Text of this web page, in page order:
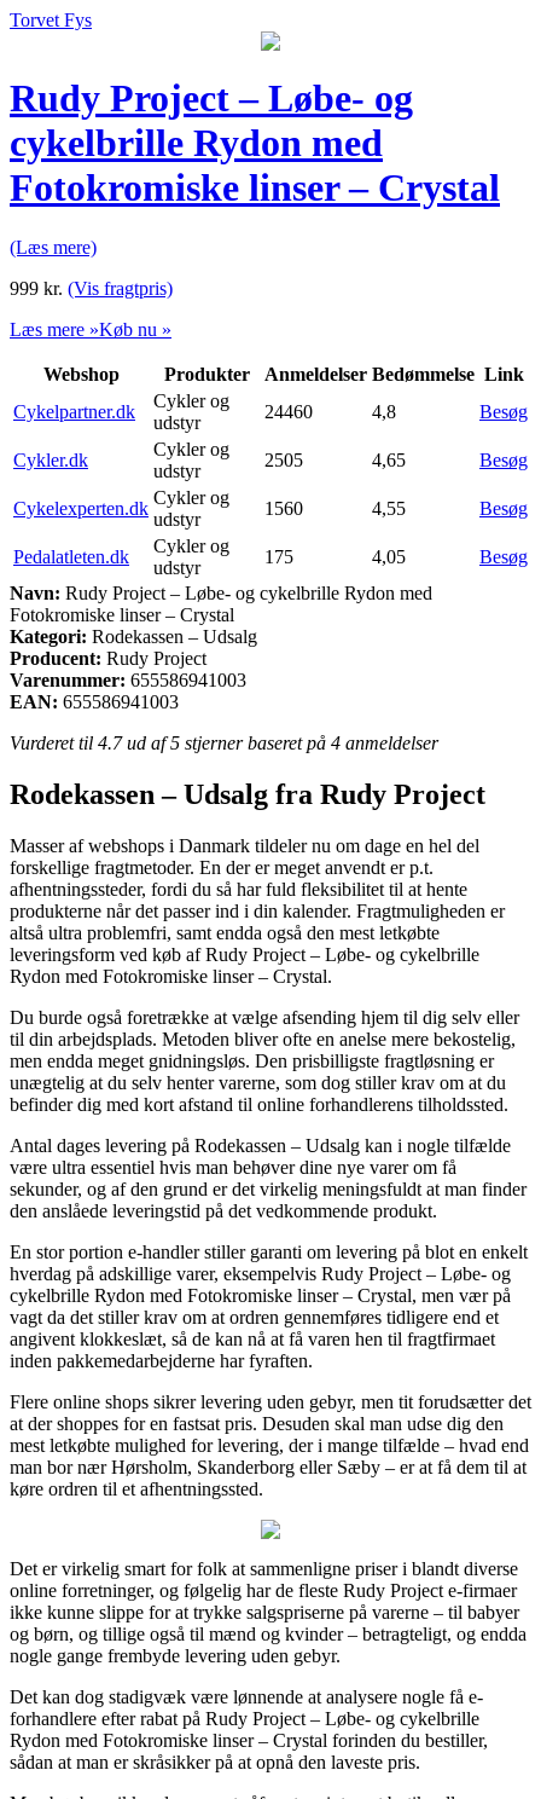
Torvet Fys
Rudy Project – Løbe- og
cykelbrille Rydon med
Fotokromiske linser – Crystal
(Læs mere)
999 kr. (Vis fragtpris)
Læs mere »Køb nu »
Webshop Produkter Anmeldelser Bedømmelse Link
Cykelpartner.dk
Cykler og
udstyr
24460 4,8 Besøg
Cykler.dk
Cykler og
udstyr
2505 4,65 Besøg
Cykelexperten.dk
Cykler og
udstyr
1560 4,55 Besøg
Pedalatleten.dk
Cykler og
udstyr
175 4,05
Besøg
Navn: Rudy Project – Løbe- og cykelbrille Rydon med
Fotokromiske linser – Crystal
Kategori: Rodekassen – Udsalg
Producent: Rudy Project
Varenummer: 655586941003
EAN: 655586941003
Vurderet til 4.7ud af 5 stjerner baseret på 4 anmeldelser
Rodekassen – Udsalg fra Rudy Project
Masser af webshops i Danmark tildeler nu om dage en hel del
forskellige fragtmetoder. En der er meget anvendt er p.t.
afhentningssteder, fordi du så har fuld fleksibilitet til at hente
produkterne når det passer ind i din kalender. Fragtmuligheden er
altså ultra problemfri, samt endda også den mest letkøbte
leveringsform ved køb af Rudy Project – Løbe- og cykelbrille
Rydon med Fotokromiske linser – Crystal.
Du burde også foretrække at vælge afsending hjem til dig selv eller
til din arbejdsplads. Metoden bliver ofte en anelse mere bekostelig,
men endda meget gnidningsløs. Den prisbilligste fragtløsning er
unægtelig at du selv henter varerne, som dog stiller krav om at du
befinder dig med kort afstand til online forhandlerens tilholdssted.
Antal dages levering på Rodekassen – Udsalg kan i nogle tilfælde
være ultra essentiel hvis man behøver dine nye varer om få
sekunder, og af den grund er det virkelig meningsfuldt at man finder
den anslåede leveringstid på det vedkommende produkt.
En stor portion e-handler stiller garanti om levering på blot en enkelt
hverdag på adskillige varer, eksempelvis Rudy Project – Løbe- og
cykelbrille Rydon med Fotokromiske linser – Crystal, men vær på
vagt da det stiller krav om at ordren gennemføres tidligere end et
angivent klokkeslæt, så de kan nå at få varen hen til fragtfirmaet
inden pakkemedarbejderne har fyraften.
Flere online shops sikrer levering uden gebyr, men tit forudsætter det
at der shoppes for en fastsat pris. Desuden skal man udse dig den
mest letkøbte mulighed for levering, der i mange tilfælde – hvad end
man bor nær Hørsholm, Skanderborg eller Sæby – er at få dem til at
køre ordren til et afhentningssted.
Det er virkelig smart for folk at sammenligne priser i blandt diverse
online forretninger, og følgelig har de fleste Rudy Project e-firmaer
ikke kunne slippe for at trykke salgspriserne på varerne – til babyer
og børn, og tillige også til mænd og kvinder – betragteligt, og endda
nogle gange frembyde levering uden gebyr.
Det kan dog stadigvæk være lønnende at analysere nogle få e-
forhandlere efter rabat på Rudy Project – Løbe- og cykelbrille
Rydon med Fotokromiske linser – Crystal forinden du bestiller,
sådan at man er skråsikker på at opnå den laveste pris.